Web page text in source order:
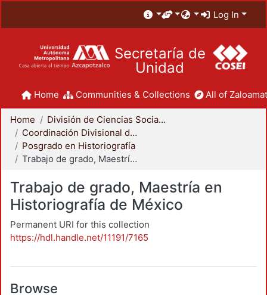
Log In
Secretaría de
Unidad
Home Communities & Collections All of
Home
División de Ciencias Sociales y Humanidades
Coordinación Divisional de Posgrado
Posgrado en Historiografía
Trabajo de grado, Maestría en Historiografía de México
Trabajo de grado, Maestría en
Historiografía de México
Permanent URI for this collection
https://hdl.handle.net/11191/7165
Browse